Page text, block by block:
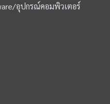
อุปกรณ์คอมพิวเตอร์